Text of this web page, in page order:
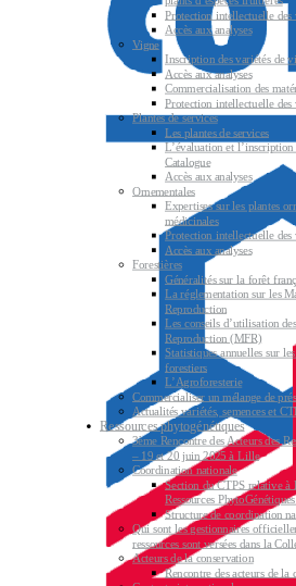
Protection intellectuelle des
Accès aux analyses
Vigne
Inscription des variétés de
Accès aux analyses
Commercialisation des
Protection intellectuelle des
Plantes de services
Les plantes de services
L’évaluation et l’inscription
Catalogue
Accès aux analyses
Ornementales
Expertises sur les plantes
médicinales
Protection intellectuelle des
Accès aux analyses
Forestières
Généralités sur la forêt
La réglementation sur les
Reproduction
Les conseils d’utilisation
Reproduction (MFR)
Statistiques annuelles sur
forestiers
L’Agroforesterie
Commercialiser un mélange de
Actualités variétés, semences et
Ressources phytogénétiques
3ème Rencontre des Acteurs des
– 19 et 20 juin 2025 à Lille
Coordination nationale
Section du CTPS relative à
Ressources
Structure de coordination
Qui sont les gestionnaires
ressources sont versées dans la
Acteurs de la conservation
Rencontre des acteurs de la